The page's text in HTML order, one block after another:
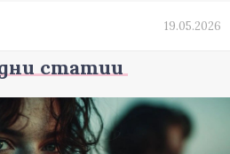
19.05.2026
статии